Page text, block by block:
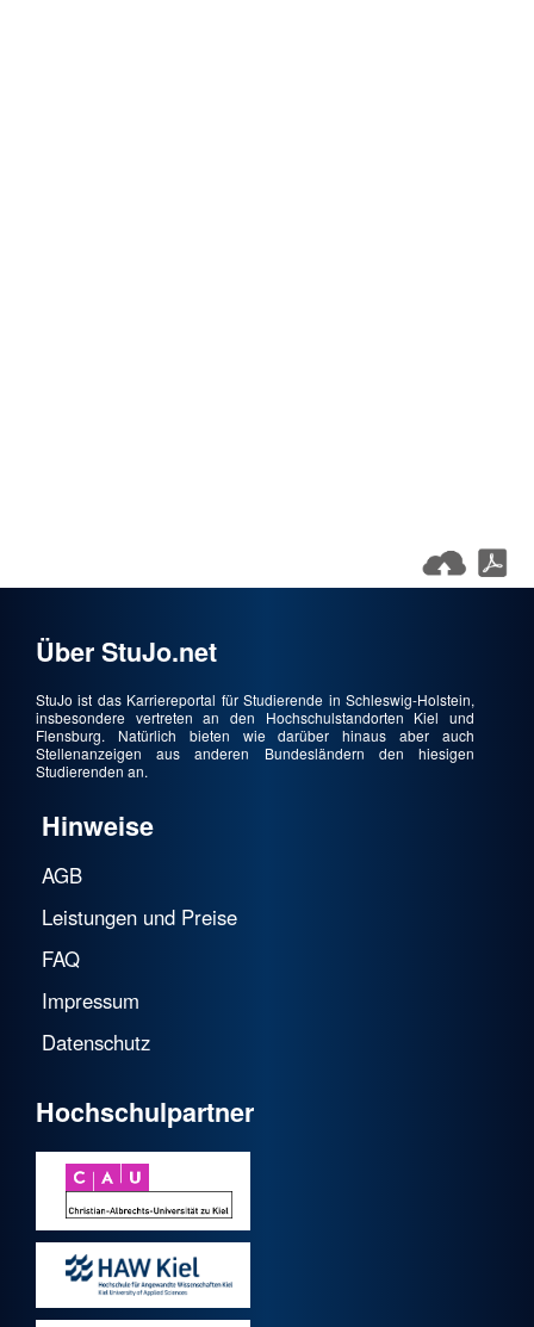
Über StuJo.net
StuJo ist das Karriereportal für Studierende in Schleswig-Holstein,
insbesondere vertreten an den Hochschulstandorten Kiel und
Flensburg. Natürlich bieten wie darüber hinaus aber auch
Stellenanzeigen aus anderen Bundesländern den hiesigen
Studierenden an.
Hinweise
AGB
Leistungen und Preise
FAQ
Impressum
Datenschutz
Hochschulpartner